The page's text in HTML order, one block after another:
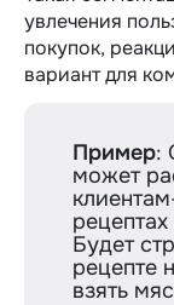
увлечения
покупок,
вариант для
Пример:
может
Будет
рецепте
взять